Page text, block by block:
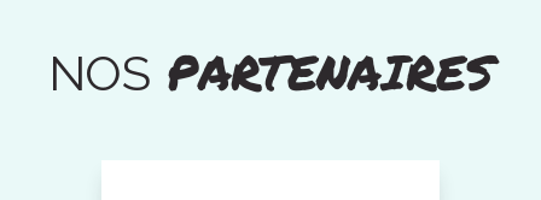
NOSPARTENAIRES